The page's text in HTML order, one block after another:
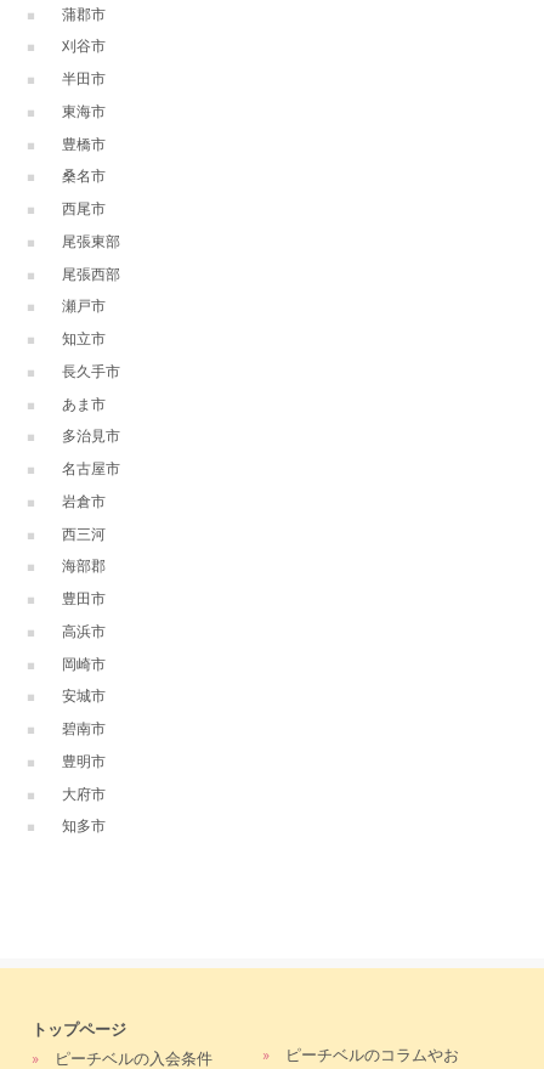
蒲郡市
刈谷市
半田市
東海市
豊橋市
桑名市
西尾市
尾張東部
尾張西部
瀬戸市
知立市
長久手市
あま市
多治見市
名古屋市
岩倉市
西三河
海部郡
豊田市
高浜市
岡崎市
安城市
碧南市
豊明市
大府市
知多市
トップページ
»
ピーチベルの入会条件
»
ピーチベルのコラムやお